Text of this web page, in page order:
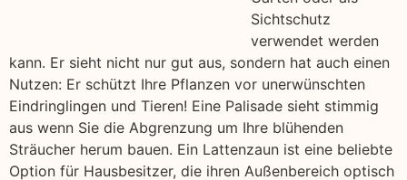
Sichtschutz
verwendet werden
kann. Er sieht nicht nur gut aus, sondern hat auch einen
Nutzen: Er schützt Ihre Pflanzen vor unerwünschten
Eindringlingen und Tieren! Eine Palisade sieht stimmig
aus wenn Sie die Abgrenzung um Ihre blühenden
Sträucher herum bauen. Ein Lattenzaun ist eine beliebte
Option für Hausbesitzer, die ihren Außenbereich optisch